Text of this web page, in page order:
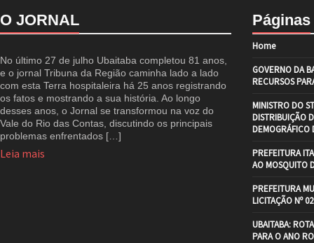
O JORNAL
No último 27 de julho Ubaitaba completou 81 anos,
e o jornal Tribuna da Região caminha lado a lado
com esta Terra hospitaleira há 25 anos registrando
os fatos e mostrando a sua história. Ao longo
desses anos, o Jornal se transformou na voz do
Vale do Rio das Contas, discutindo os principais
problemas enfrentados […]
Leia mais
Páginas
Home
GOVERNO DA
RECURSOS
MINISTRO DO
DISTRIBUIÇÃO
DEMOGRÁFICO
PREFEITURA
AO MOSQUITO
PREFEITURA
LICITAÇÃO Nº
UBAITABA:
PARA O ANO